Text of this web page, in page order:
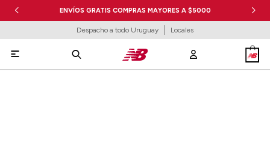
ENVÍOS GRATIS COMPRAS MAYORES A $5000
Despacho a todo Uruguay Locales
